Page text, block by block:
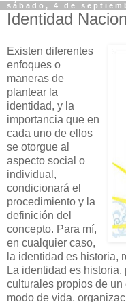
sábado, 4 de
Identidad
Existen diferentes
enfoques o
maneras de
plantear la
identidad, y la
importancia que en
cada uno de ellos
se otorgue al
aspecto social o
individual,
condicionará el
procedimiento y la
definición del
concepto. Para mí,
en cualquier caso,
la identidad es historia,
La identidad es
culturales propios de
modo de vida,